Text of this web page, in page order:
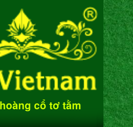
cổ tơ tằm